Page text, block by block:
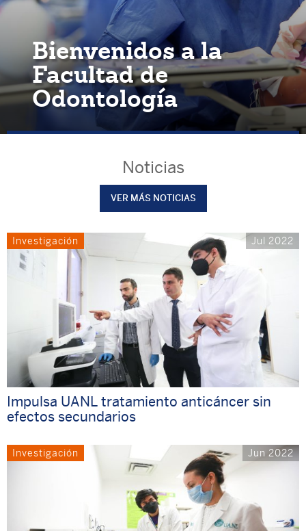
Revisa los
programas de
educación continua
Noticias
VER MÁS NOTICIAS
Investigación Jul 2022
Impulsa UANL tratamiento anticáncer sin
efectos secundarios
Investigación Jun 2022